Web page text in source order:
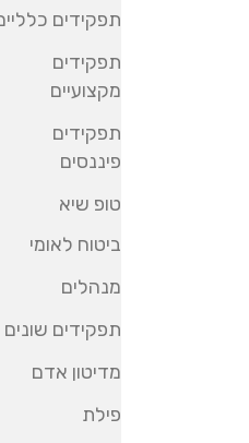
תפקידים
תפקידים
מקצועיים
תפקידים
פיננסים
טופ שיא
ביטוח לאומי
מנהלים
תפקידים שונים
מדיטון אדם
פילת